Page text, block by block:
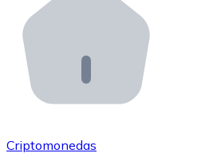
Integra un ATM Bitnovo en
Bitnovo API
Integra nuestra API en tu
Únete a nuestra red de
Criptomonedas